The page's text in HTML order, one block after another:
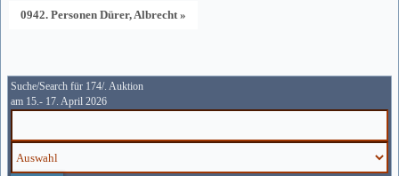
0942. Personen Dürer, Albrecht »
Suche/Search für 174/. Auktion
am 15.- 17. April 2026